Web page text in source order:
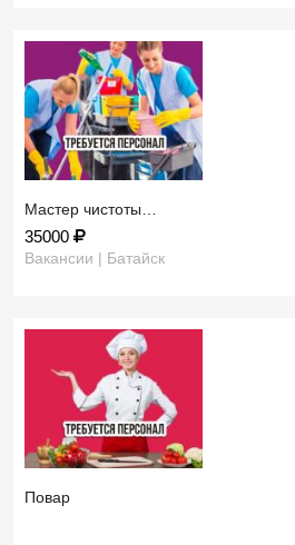
Мастер чистоты…
35000
Вакансии | Батайск
Повар